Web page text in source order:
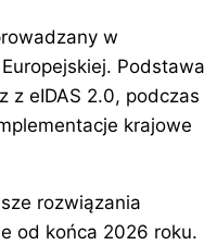
w
Podstawa
z eIDAS 2.0, podczas
krajowe
rozwiązania
od końca 2026 roku.